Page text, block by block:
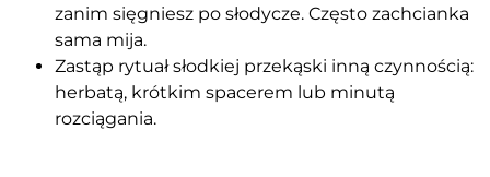
zanim sięgniesz po słodycze. Często zachcianka
sama mija.
Zastąp rytuał słodkiej przekąski inną czynnością:
herbatą, krótkim spacerem lub minutą
rozciągania.